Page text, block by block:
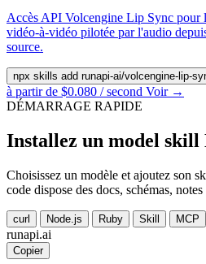
Accès API Volcengine Lip Sync pour
vidéo-à-vidéo pilotée par l'audio
source.
npx skills add runapi-ai/volcengine-lip-
à partir de $0.080 / second Voir →
DÉMARRAGE RAPIDE
Installez un model skill
Choisissez un modèle et ajoutez son
code dispose des docs, schémas,
curl Node.js Ruby Skill MCP
runapi.ai
Copier